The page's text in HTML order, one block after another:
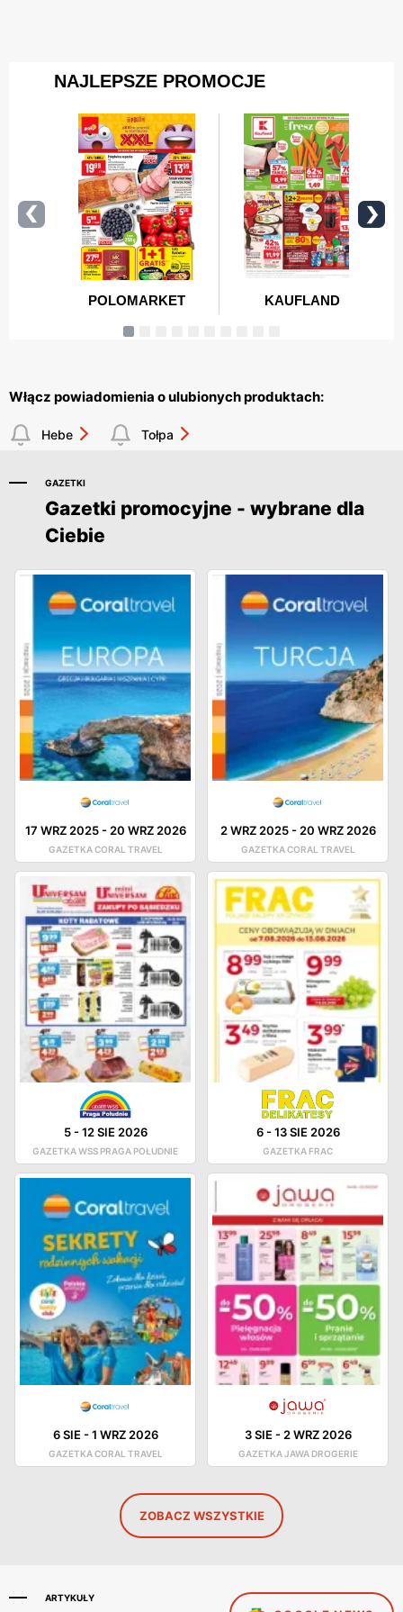
Włącz powiadomienia o ulubionych produktach:
Hebe Tołpa
GAZETKI
Gazetki promocyjne - wybrane dla
Ciebie
17 WRZ 2025- 20 WRZ 2026
GAZETKA CORAL TRAVEL
2 WRZ 2025- 20 WRZ 2026
GAZETKA CORAL TRAVEL
5-12 SIE 2026
GAZETKA WSS PRAGA POŁUDNIE
6-13 SIE 2026
GAZETKA FRAC
6 SIE -1 WRZ 2026
GAZETKA CORAL TRAVEL
3 SIE - 2 WRZ 2026
GAZETKA JAWA DROGERIE
ZOBACZ WSZYSTKIE
ARTYKUŁY